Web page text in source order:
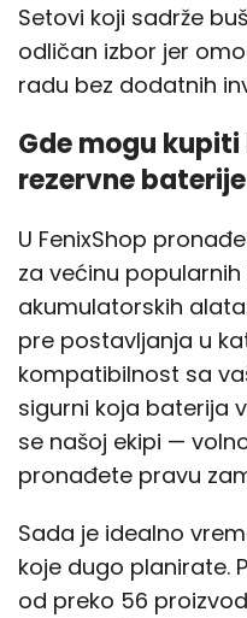
Setovi koji sadrže
odličan izbor jer
radu bez dodatnih
Gde mogu
rezervne
U FenixShop
za većinu
akumulatorskih
pre postavljanja u
kompatibilnost sa
sigurni koja baterija
se našoj ekipi —
pronađete pravu
Sada je idealno
koje dugo planirate.
od preko 56